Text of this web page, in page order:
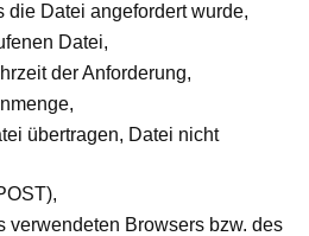
die Datei angefordert wurde,
Datei,
der Anforderung,
übertragen, Datei nicht
verwendeten Browsers bzw. des